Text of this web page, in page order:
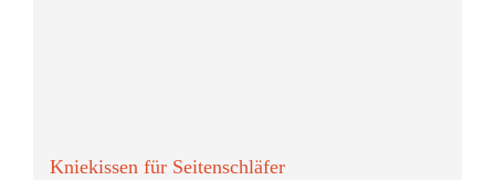
Kniekissen für Seitenschläfer